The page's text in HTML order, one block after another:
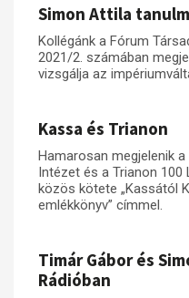
Simon Attila
Kollégánk a Fórum
2021/2. számában
vizsgálja az
Kassa és Trianon
Hamarosan megjelenik
Intézet és a Trianon
közös kötete „Kassától
emlékkönyv” címmel.
Timár Gábor és
Rádióban